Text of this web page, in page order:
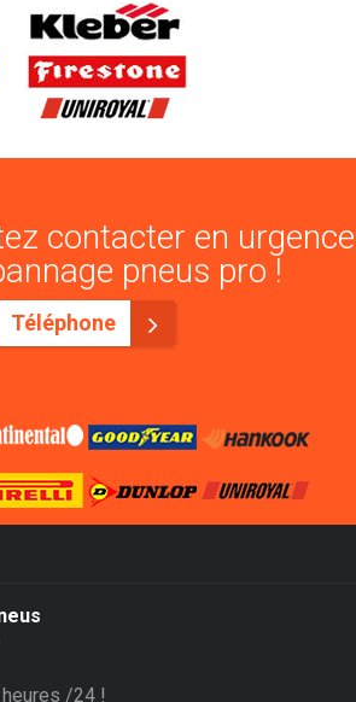
contacter en urgence
pneus pro !
Téléphone
/24 !